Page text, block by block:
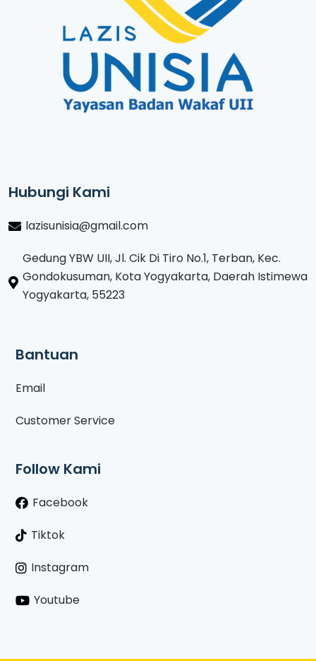
Hubungi Kami
lazisunisia@gmail.com
Gedung YBW UII, Jl. Cik Di Tiro No.1, Terban, Kec.
Gondokusuman, Kota Yogyakarta, Daerah Istimewa
Yogyakarta, 55223
Bantuan
Email
Customer Service
Follow Kami
Facebook
Tiktok
Instagram
Youtube